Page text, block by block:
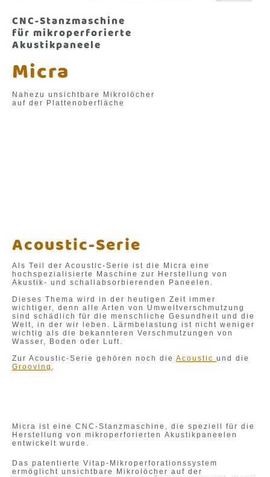
CNC-Stanzmaschine
für mikroperforierte
Akustikpaneele
Micra
Nahezu unsichtbare Mikrolöcher
auf der Plattenoberfläche
Acoustic-Serie
Als Teil der Acoustic-Serie ist die Micra eine
hochspezialisierte Maschine zur Herstellung von
Akustik- und schallabsorbierenden Paneelen.
Dieses Thema wird in der heutigen Zeit immer
wichtiger, denn alle Arten von Umweltverschmutzung
sind schädlich für die menschliche Gesundheit und die
Welt, in der wir leben. Lärmbelastung ist nicht weniger
wichtig als die bekannteren Verschmutzungen von
Wasser, Boden oder Luft.
Zur Acoustic-Serie gehören noch die Acoustic und die
Grooving
Micra ist eine CNC-Stanzmaschine, die speziell für die
Herstellung von mikroperforierten Akustikpaneelen
entwickelt wurde.
Das patentierte Vitap-Mikroperforationssystem
ermöglicht unsichtbare Mikrolöcher auf der